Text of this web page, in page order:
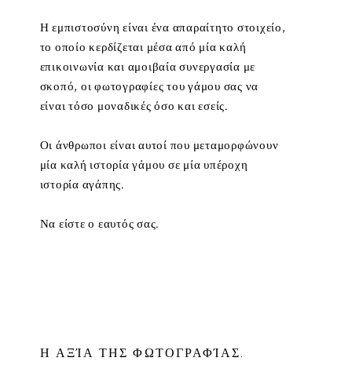
Η εμπιστοσύνη είναι ένα απαραίτητο στοιχείο,
το οποίο κερδίζεται μέσα από μία καλή
επικοινωνία και αμοιβαία συνεργασία με
σκοπό, οι φωτογραφίες του γάμου σας να
είναι τόσο μοναδικές όσο και εσείς.
Οι άνθρωποι είναι αυτοί που μεταμορφώνουν
μία καλή ιστορία γάμου σε μία υπέροχη
ιστορία αγάπης.
Να είστε ο εαυτός σας.
Η ΑΞΊΑ ΤΗΣ ΦΩΤΟΓΡΑΦΊΑΣ.